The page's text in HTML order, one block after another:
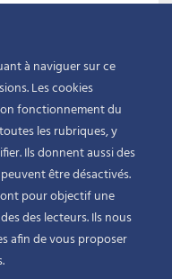
à naviguer sur ce
Les cookies
fonctionnement du
les rubriques, y
Ils donnent aussi des
être désactivés.
pour objectif une
des lecteurs. Ils nous
afin de vous proposer